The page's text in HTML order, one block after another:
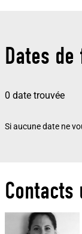
Dates
0 date trouvée
Si aucune date ne